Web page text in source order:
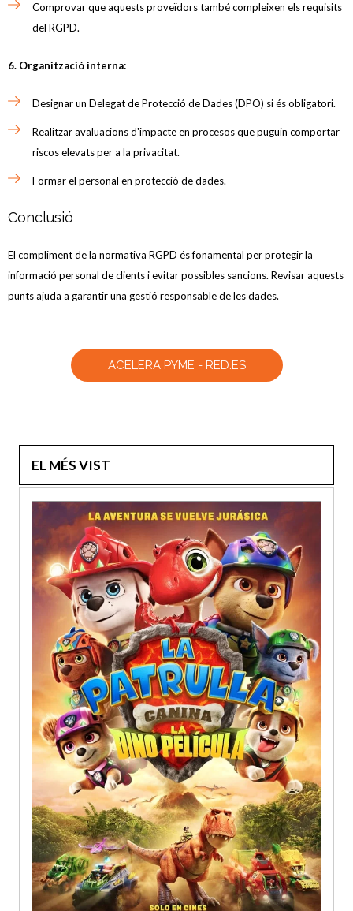
Comprovar que aquests proveïdors també compleixen els requisits
del RGPD.
6. Organització interna:
Designar un Delegat de Protecció de Dades (DPO) si és obligatori.
Realitzar avaluacions d'impacte en procesos que puguin comportar
riscos elevats per a la privacitat.
Formar el personal en protecció de dades.
Conclusió
El compliment de la normativa RGPD és fonamental per protegir la
informació personal de clients i evitar possibles sancions. Revisar aquests
punts ajuda a garantir una gestió responsable de les dades.
ACELERA PYME - RED.ES
EL MÉS VIST